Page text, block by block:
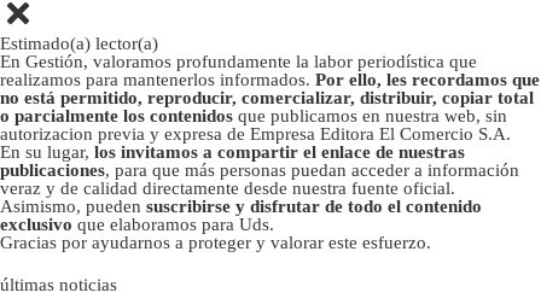
Estimado(a) lector(a)
En Gestión, valoramos profundamente la labor periodística que
realizamos para mantenerlos informados. Por ello, les recordamos que
no está permitido, reproducir, comercializar, distribuir, copiar total
o parcialmente los contenidos que publicamos en nuestra web, sin
autorizacion previa y expresa de Empresa Editora El Comercio S.A.
En su lugar, los invitamos a compartir el enlace de nuestras
publicaciones, para que más personas puedan acceder a información
veraz y de calidad directamente desde nuestra fuente oficial.
Asimismo, pueden suscribirse y disfrutar de todo el contenido
exclusivo que elaboramos para Uds.
Gracias por ayudarnos a proteger y valorar este esfuerzo.
últimas noticias